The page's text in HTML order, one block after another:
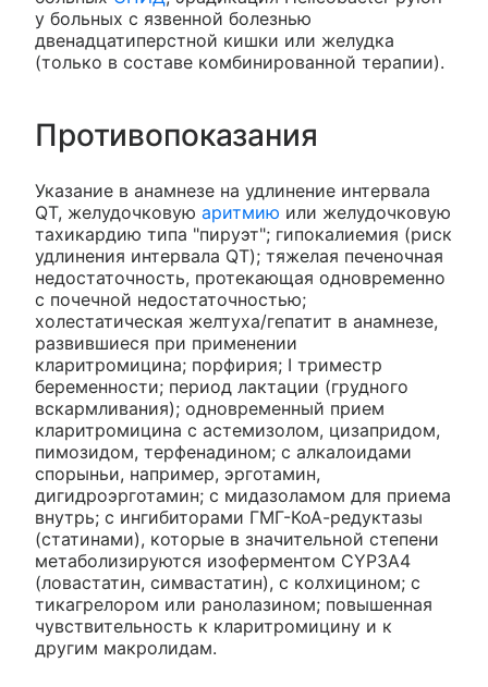
у больных с язвенной болезнью
двенадцатиперстной кишки или желудка
(только в составе комбинированной терапии).
Противопоказания
Указание в анамнезе на удлинение интервала
QT, желудочковую аритмию или желудочковую
тахикардию типа "пируэт"; гипокалиемия (риск
удлинения интервала QT); тяжелая печеночная
недостаточность, протекающая одновременно
с почечной недостаточностью;
холестатическая желтуха/гепатит в анамнезе,
развившиеся при применении
кларитромицина; порфирия; I триместр
беременности; период лактации (грудного
вскармливания); одновременный прием
кларитромицина с астемизолом, цизапридом,
пимозидом, терфенадином; с алкалоидами
спорыньи, например, эрготамин,
дигидроэрготамин; с мидазоламом для приема
внутрь; с ингибиторами ГМГ-КоА-редуктазы
(статинами), которые в значительной степени
метаболизируются изоферментом CYP3A4
(ловастатин, симвастатин), с колхицином; с
тикагрелором или ранолазином; повышенная
чувствительность к кларитромицину и к
другим макролидам.